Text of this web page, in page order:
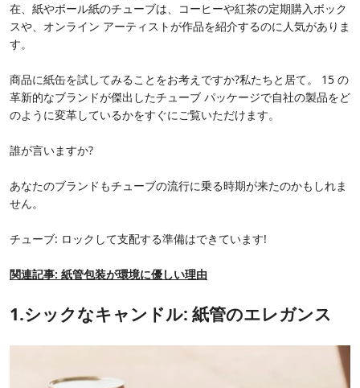
在、紙やボール紙のチューブは、コーヒーや紅茶の定期購入ボック
スや、オンライン アーティストが作品を紹介するのに人気がありま
す。
商品に紙缶を試してみることをお考えですか?私たちと居て。 15 の
革新的なブランドが傑出したチューブ パッケージで自社の製品をど
のように変革しているかをすぐにご覧いただけます。
誰が言いますか?
あなたのブランドもチューブの流行に乗る時期が来たのかもしれま
せん。
チューブ: ロックして支配する準備はできています!
関連記事: 紙管包装が環境に優しい理由
1.シックなキャンドル: 紙管のエレガンス